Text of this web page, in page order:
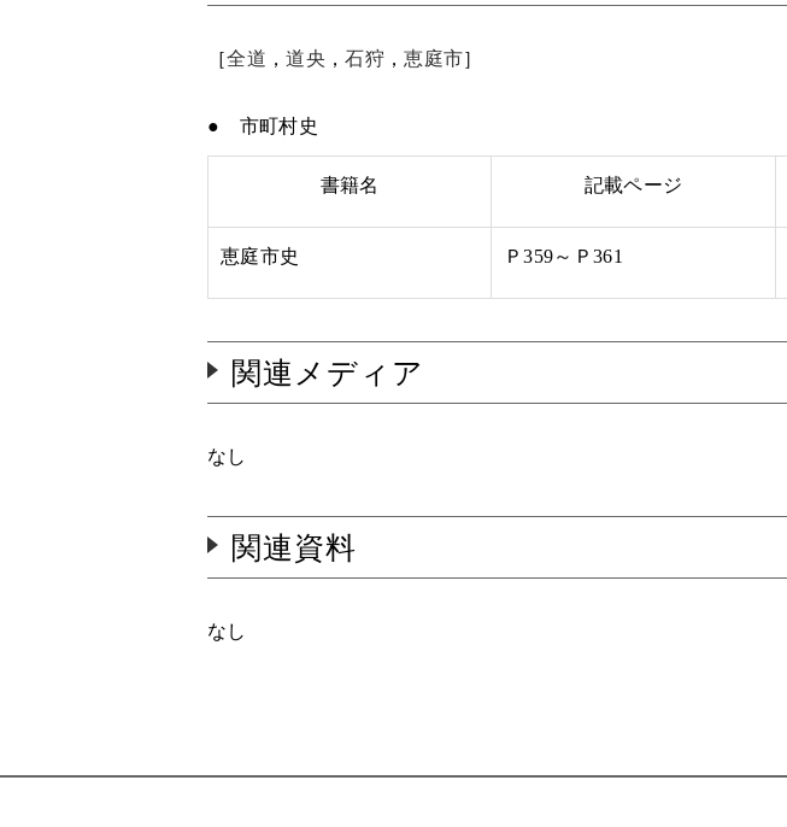
［全道 ，道央 ，石狩，恵庭市］
● 市町村史
書籍名 記載ページ
恵庭市史 Ｐ359～Ｐ361
関連メディア
なし
関連資料
なし